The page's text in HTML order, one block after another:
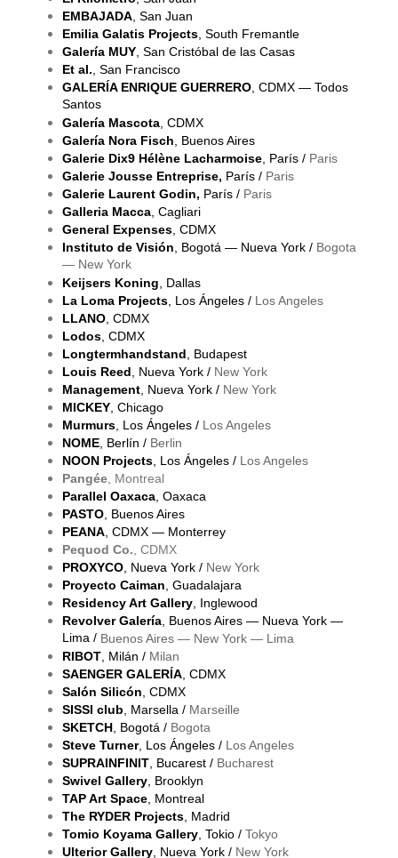
EMBAJADA, San Juan
Emilia Galatis Projects, South Fremantle
Galería MUY, San Cristóbal de las Casas
Et al., San Francisco
GALERÍA ENRIQUE GUERRERO, CDMX — Todos
Santos
Galería Mascota, CDMX
Galería Nora Fisch, Buenos Aires
Galerie Dix9 Hélène Lacharmoise, París / Paris
Galerie Jousse Entreprise, París / Paris
Galerie Laurent Godin, París / Paris
Galleria Macca, Cagliari
General Expenses, CDMX
Instituto de Visión, Bogotá — Nueva York / Bogota
— New York
Keijsers Koning, Dallas
La Loma Projects, Los Ángeles / Los Angeles
LLANO, CDMX
Lodos, CDMX
Longtermhandstand, Budapest
Louis Reed, Nueva York / New York
Management, Nueva York / New York
MICKEY, Chicago
Murmurs, Los Ángeles / Los Angeles
NOME, Berlín / Berlin
NOON Projects, Los Ángeles / Los Angeles
Pangée, Montreal
Parallel Oaxaca, Oaxaca
PASTO, Buenos Aires
PEANA, CDMX — Monterrey
Pequod Co., CDMX
PROXYCO, Nueva York / New York
Proyecto Caiman, Guadalajara
Residency Art Gallery, Inglewood
Revolver Galería, Buenos Aires — Nueva York —
Lima / Buenos Aires — New York — Lima
RIBOT, Milán / Milan
SAENGER GALERÍA, CDMX
Salón Silicón, CDMX
SISSI club, Marsella / Marseille
SKETCH, Bogotá / Bogota
Steve Turner, Los Ángeles / Los Angeles
SUPRAINFINIT, Bucarest / Bucharest
Swivel Gallery, Brooklyn
TAP Art Space, Montreal
The RYDER Projects, Madrid
Tomio Koyama Gallery, Tokio / Tokyo
Ulterior Gallery, Nueva York / New York